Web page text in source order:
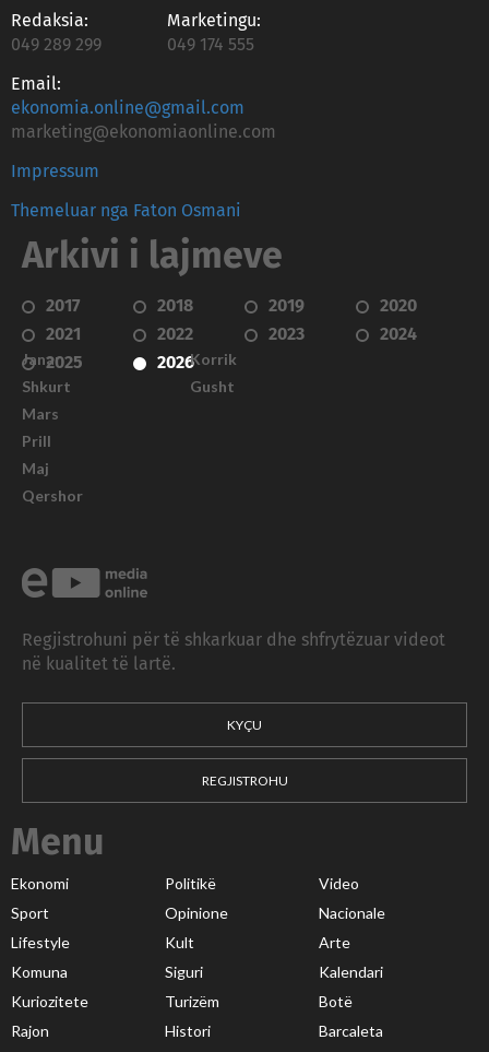
Redaksia:
049 289 299
Marketingu:
049 174 555
Email:
ekonomia.online@gmail.com
marketing@ekonomiaonline.com
Impressum
Themeluar nga Faton Osmani
Arkivi i lajmeve
2017 2018 2019
2020
2021
2022 2023
2024
2025
2026
Janar
Shkurt
Mars
Prill
Maj
Qershor
Korrik
Gusht
Regjistrohuni për të shkarkuar dhe shfrytëzuar videot
në kualitet të lartë.
KYÇU
REGJISTROHU
Menu
Ekonomi Politikë
Video
Sport
Opinione
Nacionale
Lifestyle
Kult
Arte
Komuna
Siguri
Kalendari
Kuriozitete
Turizëm
Botë
Rajon
Histori
Barcaleta